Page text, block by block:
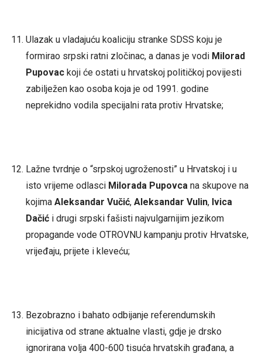
Ulazak u vladajuću koaliciju stranke SDSS koju je
formirao srpski ratni zločinac, a danas je vodi Milorad
Pupovackoji će ostati u hrvatskoj političkoj povijesti
zabilježen kao osoba koja je od 1991. godine
neprekidno vodila specijalni rata protiv Hrvatske;
Lažne tvrdnje o “srpskoj ugroženosti” u Hrvatskoj i u
isto vrijeme odlasci Milorada Pupovca na skupove na
kojima Aleksandar Vučić, Aleksandar Vulin, Ivica
Dačići drugi srpski fašisti najvulgarnijim jezikom
propagande vode OTROVNU kampanju protiv Hrvatske,
vrijeđaju, prijete i kleveću;
Bezobrazno i bahato odbijanje referendumskih
inicijativa od strane aktualne vlasti, gdje je drsko
ignorirana volja 400-600 tisuća hrvatskih građana, a